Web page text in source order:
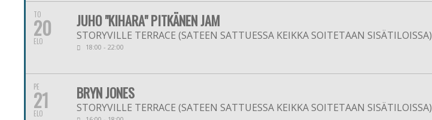
TO
20
ELO
JUHO "KIHARA" PITKÄNEN JAM
STORYVILLE TERRACE (SATEEN SATTUESSA KEIKKA SOITETAAN SISÄTILOISSA)
18:00 - 22:00
PE
21
ELO
BRYN JONES
STORYVILLE TERRACE (SATEEN SATTUESSA KEIKKA SOITETAAN SISÄTILOISSA)